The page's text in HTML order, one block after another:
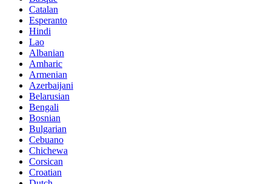
Catalan
Esperanto
Hindi
Lao
Albanian
Amharic
Armenian
Azerbaijani
Belarusian
Bengali
Bosnian
Bulgarian
Cebuano
Chichewa
Corsican
Croatian